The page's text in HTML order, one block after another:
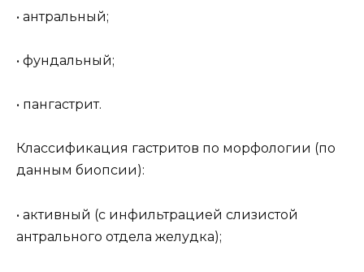
• антральный;
• фундальный;
• пангастрит.
Классификация гастритов по морфологии (по
данным биопсии):
• активный (с инфильтрацией слизистой
антрального отдела желудка);